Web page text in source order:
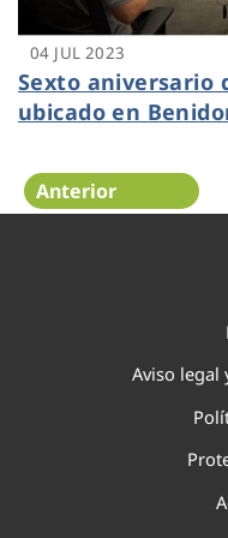
04 JUL 2023
Sexto aniversario
ubicado en
Anterior
Aviso legal